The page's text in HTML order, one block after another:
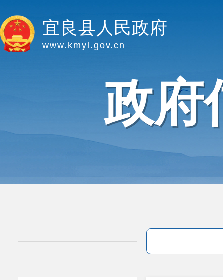
宜良县人民政府
www.kmyl.gov.cn
政府